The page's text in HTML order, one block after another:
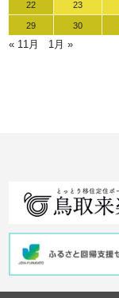
22 23
29 30
« 11月 1月 »